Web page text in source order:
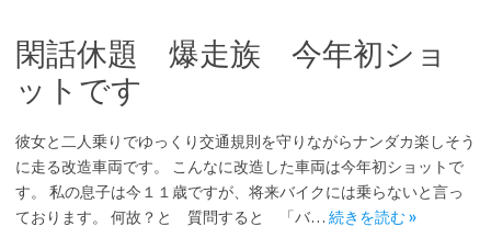
閑話休題 爆走族 今年初ショ
ットです
彼女と二人乗りでゆっくり交通規則を守りながらナンダカ楽しそう
に走る改造車両です。 こんなに改造した車両は今年初ショットで
す。 私の息子は今１１歳ですが、将来バイクには乗らないと言っ
ております。 何故？と 質問すると 「バ… 続きを読む »